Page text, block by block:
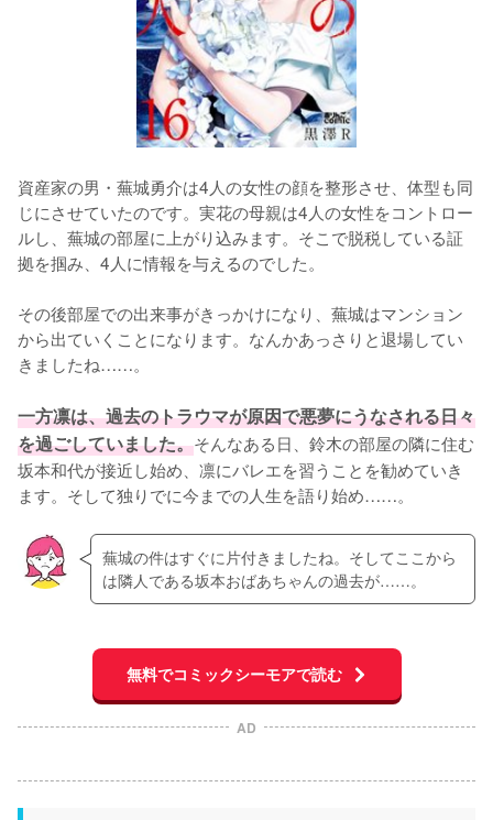
資産家の男・蕪城勇介は4人の女性の顔を整形させ、体型も同
じにさせていたのです。実花の母親は4人の女性をコントロー
ルし、蕪城の部屋に上がり込みます。そこで脱税している証
拠を掴み、4人に情報を与えるのでした。
その後部屋での出来事がきっかけになり、蕪城はマンション
から出ていくことになります。なんかあっさりと退場してい
きましたね……。
一方凛は、過去のトラウマが原因で悪夢にうなされる日々
を過ごしていました。そんなある日、鈴木の部屋の隣に住む
坂本和代が接近し始め、凛にバレエを習うことを勧めていき
ます。そして独りでに今までの人生を語り始め……。
蕪城の件はすぐに片付きましたね。そしてここから
は隣人である坂本おばあちゃんの過去が……。
無料でコミックシーモアで読む
AD